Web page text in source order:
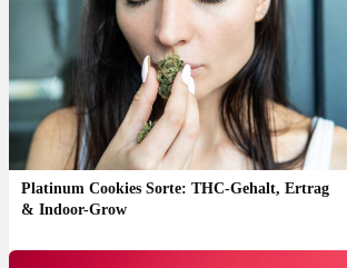
Platinum Cookies Sorte: THC-Gehalt, Ertrag
& Indoor-Grow